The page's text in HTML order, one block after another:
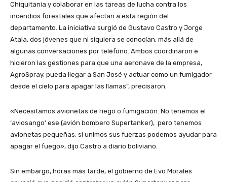
Chiquitania y colaborar en las tareas de lucha contra los
incendios forestales que afectan a esta región del
departamento. La iniciativa surgió de Gustavo Castro y Jorge
Atala, dos jóvenes que ni siquiera se conocían, más allá de
algunas conversaciones por teléfono. Ambos coordinaron e
hicieron las gestiones para que una aeronave de la empresa,
AgroSpray, pueda llegar a San José y actuar como un fumigador
desde el cielo para apagar las llamas”, precisaron.
«Necesitamos avionetas de riego o fumigación. No tenemos el
‘aviosango’ ese (avión bombero Supertanker), pero tenemos
avionetas pequeñas; si unimos sus fuerzas podemos ayudar para
apagar el fuego», dijo Castro a diario boliviano.
Sin embargo, horas más tarde, el gobierno de Evo Morales